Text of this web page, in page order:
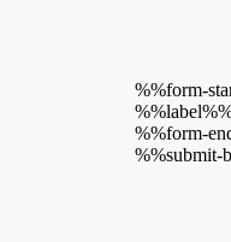
%%form-
%%form-
%%submit-